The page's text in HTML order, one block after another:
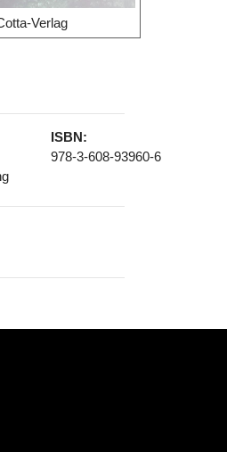
Verlag
ISBN:
978-3-608-93960-6